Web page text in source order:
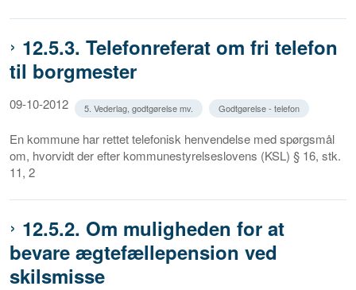
12.5.3. Telefonreferat om fri telefon
til borgmester
09-10-2012 5. Vederlag, godtgørelse mv. Godtgørelse - telefon
En kommune har rettet telefonisk henvendelse med spørgsmål
om, hvorvidt der efter kommunestyrelseslovens (KSL) § 16, stk.
11, 2
12.5.2. Om muligheden for at
bevare ægtefællepension ved
skilsmisse